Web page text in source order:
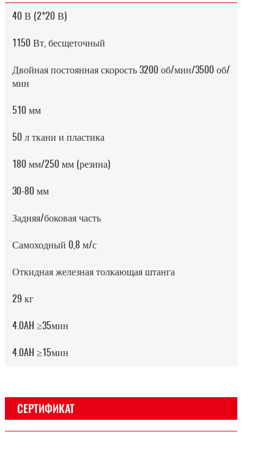
40 В (2*20 В)
1150 Вт, бесщеточный
Двойная постоянная скорость 3200 об/мин/3500 об/
мин
510 мм
50 л ткани и пластика
180 мм/250 мм (резина)
30-80 мм
Задняя/боковая часть
Самоходный 0,8 м/с
Откидная железная толкающая штанга
29 кг
4.0AH ≥35мин
4.0AH ≥15мин
СЕРТИФИКАТ